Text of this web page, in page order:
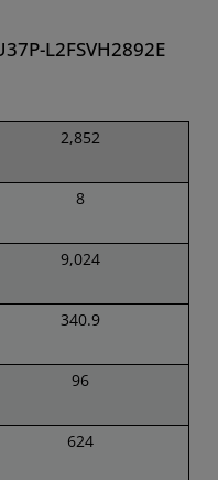
L2FSVH2892E
2,852
8
9,024
340.9
96
624